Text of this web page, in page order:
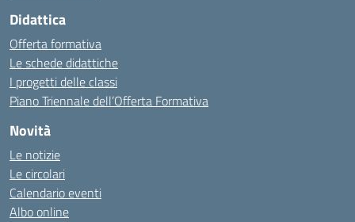
Didattica
Offerta formativa
Le schede didattiche
I progetti delle classi
Piano Triennale dell’Offerta Formativa
Novità
Le notizie
Le circolari
Calendario eventi
Albo online